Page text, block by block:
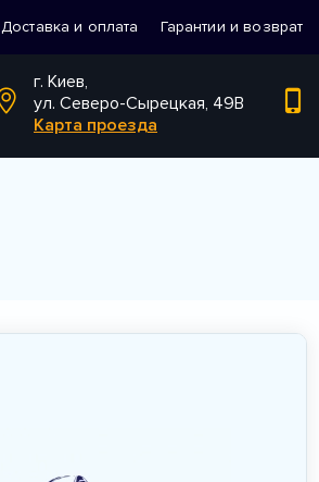
Доставка и оплата Гарантии и возврат
г. Киев,
ул. Северо-Сырецкая, 49В
Карта проезда